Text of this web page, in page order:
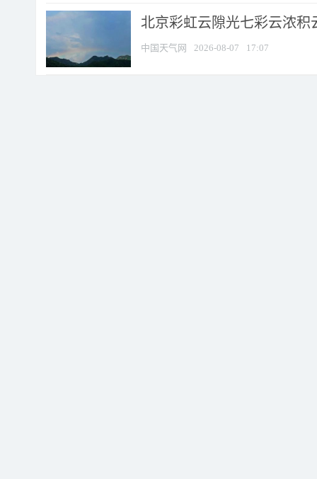
北京彩虹云隙光七彩云浓积
中国天气网 2026-08-07 17:07